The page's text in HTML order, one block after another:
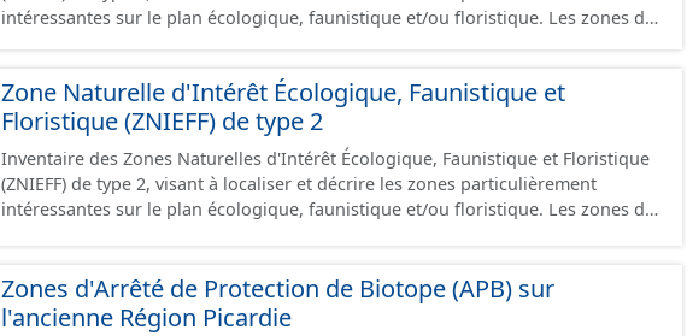
intéressantes sur le plan écologique, faunistique et/ou floristique. Les zones de
patrimoniales clairement identifiées.
Zone Naturelle d'Intérêt Écologique, Faunistique et
Floristique (ZNIEFF) de type 2
Inventaire des Zones Naturelles d'Intérêt Écologique, Faunistique et Floristique
(ZNIEFF) de type 2, visant à localiser et décrire les zones particulièrement
intéressantes sur le plan écologique, faunistique et/ou floristique. Les zones de
intégrer 1 ou plusieurs zones ZNIEFF de type 1.
Zones d'Arrêté de Protection de Biotope (APB) sur
l'ancienne Région Picardie